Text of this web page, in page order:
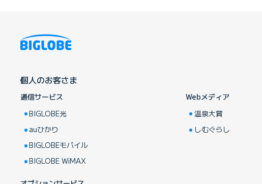
個人のお客さま
通信サービス
BIGLOBE光
auひかり
BIGLOBEモバイル
BIGLOBE WiMAX
Webメディア
温泉大賞
しむぐらし